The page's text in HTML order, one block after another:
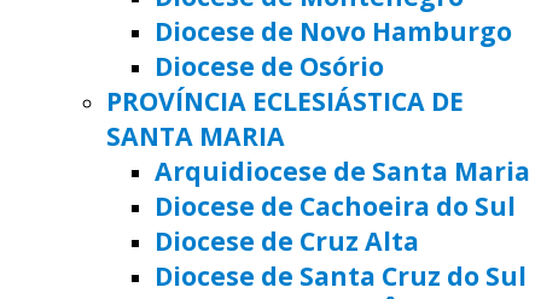
Diocese de Novo Hamburgo
Diocese de Osório
PROVÍNCIA ECLESIÁSTICA DE
SANTA MARIA
Arquidiocese de Santa Maria
Diocese de Cachoeira do Sul
Diocese de Cruz Alta
Diocese de Santa Cruz do Sul